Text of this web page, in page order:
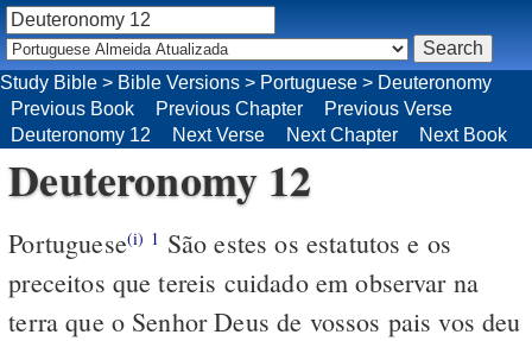
Study Bible > Bible Versions > Portuguese > Deuteronomy
Previous Book
Previous Chapter
Previous Verse
Deuteronomy 12
Next Verse Next Chapter Next Book
Deuteronomy 12
Portuguese(i) 1 São estes os estatutos e os
preceitos que tereis cuidado em observar na
terra que o Senhor Deus de vossos pais vos deu